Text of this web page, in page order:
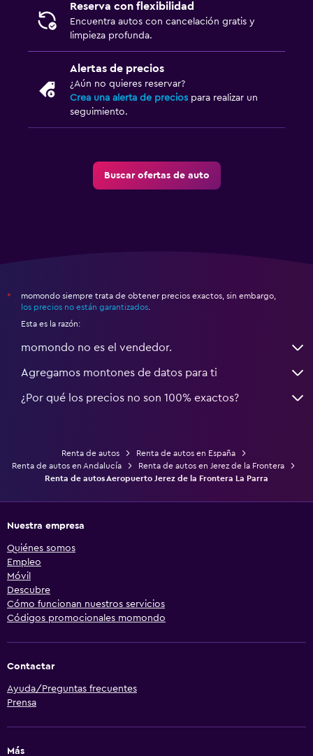
Reserva con flexibilidad
Encuentra autos con cancelación gratis y
limpieza profunda.
Alertas de precios
¿Aún no quieres reservar?
Crea una alerta de precios para realizar un
seguimiento.
Buscar ofertas de auto
*
momondo siempre trata de obtener precios exactos, sin embargo,
los precios no están garantizados.
Esta es la razón:
momondo no es el vendedor.
Agregamos montones de datos para ti
¿Por qué los precios no son 100% exactos?
Renta de autos
Renta de autos en España
Renta de autos en Andalucía
Renta de autos en Jerez de la Frontera
Renta de autos Aeropuerto Jerez de la Frontera La Parra
Nuestra empresa
Quiénes somos
Empleo
Móvil
Descubre
Cómo funcionan nuestros servicios
Códigos promocionales momondo
Contactar
Ayuda/Preguntas frecuentes
Prensa
Más